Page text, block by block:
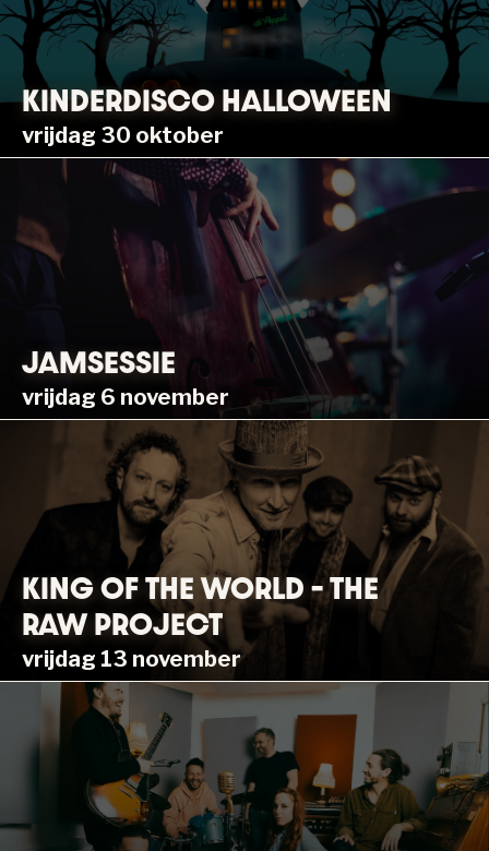
KINDERDISCO HALLOWEEN
vrijdag 30 oktober
JAMSESSIE
vrijdag 6 november
KING OF THE WORLD – THE
RAW PROJECT
vrijdag 13 november